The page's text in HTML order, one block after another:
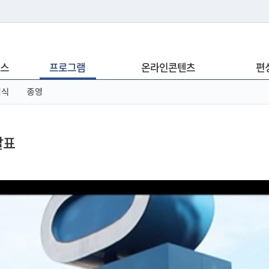
에서 도메인 주소를 확인해 보세요
프로그램 온라인콘텐츠 편
종영